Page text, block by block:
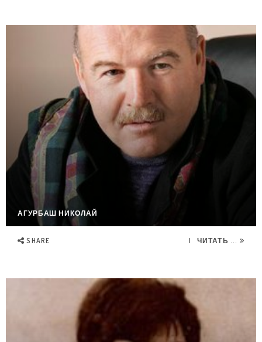
АГУРБАШ НИКОЛАЙ
SHARE ЧИТАТЬ ...